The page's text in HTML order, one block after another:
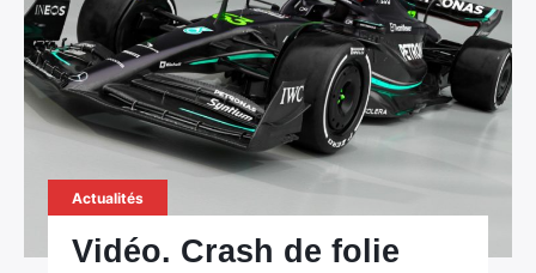
Actualités
Vidéo. Crash de folie